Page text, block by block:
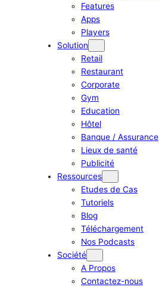
Features
Apps
Players
Solution
Retail
Restaurant
Corporate
Gym
Education
Hôtel
Banque / Assurance
Lieux de santé
Publicité
Ressources
Etudes de Cas
Tutoriels
Blog
Téléchargement
Nos Podcasts
Société
A Propos
Contactez-nous